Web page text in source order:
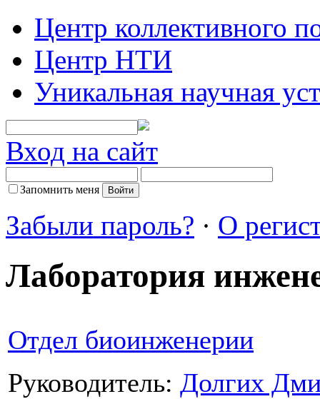
Центр коллективного
Центр НТИ
Уникальная научная
Вход на сайт
Запомнить меня
Забыли пароль? · О
Лаборатория
Отдел биоинженерии
Руководитель: Долгих